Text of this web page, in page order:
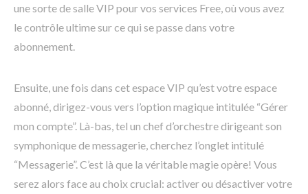
une sorte de salle VIP pour vos services Free, où vous avez
le contrôle ultime sur ce qui se passe dans votre
abonnement.
Ensuite, une fois dans cet espace VIP qu’est votre espace
abonné, dirigez-vous vers l’option magique intitulée “Gérer
mon compte”. Là-bas, tel un chef d’orchestre dirigeant son
symphonique de messagerie, cherchez l’onglet intitulé
“Messagerie”. C’est là que la véritable magie opère! Vous
serez alors face au choix crucial: activer ou désactiver votre